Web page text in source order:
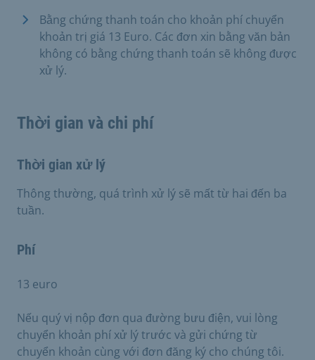
Bằng chứng thanh toán cho khoản phí chuyển
khoản trị giá 13 Euro. Các đơn xin bằng văn bản
không có bằng chứng thanh toán sẽ không được
xử lý.
Thời gian và chi phí
Thời gian xử lý
Thông thường, quá trình xử lý sẽ mất từ hai đến ba
tuần.
Phí
13 euro
Nếu quý vị nộp đơn qua đường bưu điện, vui lòng
chuyển khoản phí xử lý trước và gửi chứng từ
chuyển khoản cùng với đơn đăng ký cho chúng tôi.